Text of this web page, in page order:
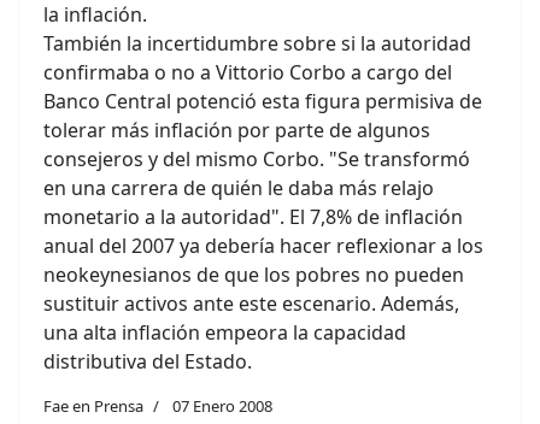
la inflación.
También la incertidumbre sobre si la autoridad
confirmaba o no a Vittorio Corbo a cargo del
Banco Central potenció esta figura permisiva de
tolerar más inflación por parte de algunos
consejeros y del mismo Corbo. "Se transformó
en una carrera de quién le daba más relajo
monetario a la autoridad". El 7,8% de inflación
anual del 2007 ya debería hacer reflexionar a los
neokeynesianos de que los pobres no pueden
sustituir activos ante este escenario. Además,
una alta inflación empeora la capacidad
distributiva del Estado.
Fae en Prensa 07 Enero 2008